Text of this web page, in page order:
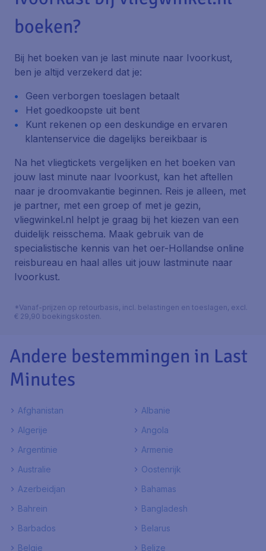
boeken?
Bij het boeken van je last minute naar Ivoorkust,
ben je altijd verzekerd dat je:
Geen verborgen toeslagen betaalt
Het goedkoopste uit bent
Kunt rekenen op een deskundige en ervaren
klantenservice die dagelijks bereikbaar is
Na het vliegtickets vergelijken en het boeken van
jouw last minute naar Ivoorkust, kan het aftellen
naar je droomvakantie beginnen. Reis je alleen, met
je partner, met een groep of met je gezin,
vliegwinkel.nl helpt je graag bij het kiezen van een
duidelijk reisschema. Maak gebruik van de
specialistische kennis van het oer-Hollandse online
reisbureau en haal alles uit jouw lastminute naar
Ivoorkust.
*Vanaf-prijzen op retourbasis, incl. belastingen en toeslagen, excl.
€ 29,90 boekingskosten.
Andere bestemmingen in Last
Minutes
Afghanistan
Albanie
Algerije
Angola
Argentinie
Armenie
Australie
Oostenrijk
Azerbeidjan
Bahamas
Bahrein
Bangladesh
Barbados
Belarus
Belgie
Belize